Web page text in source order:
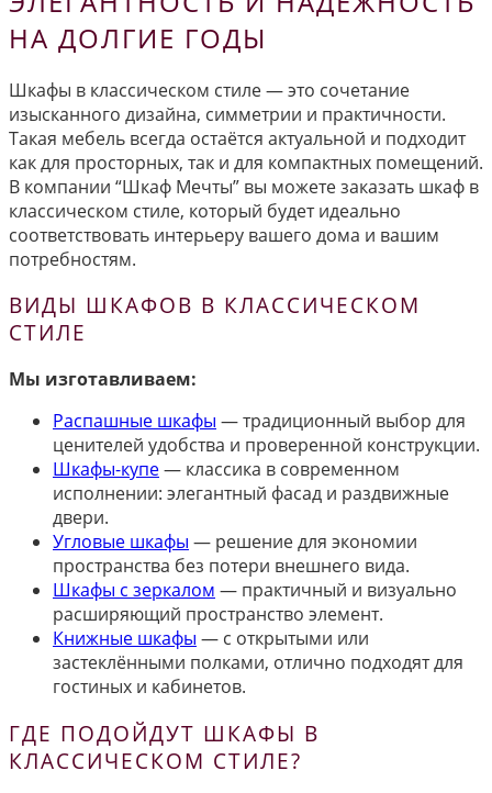
НА ДОЛГИЕ ГОДЫ
Шкафы в классическом стиле — это сочетание
изысканного дизайна, симметрии и практичности.
Такая мебель всегда остаётся актуальной и подходит
как для просторных, так и для компактных помещений.
В компании “Шкаф Мечты” вы можете заказать шкаф в
классическом стиле, который будет идеально
соответствовать интерьеру вашего дома и вашим
потребностям.
ВИДЫ ШКАФОВ В КЛАССИЧЕСКОМ
СТИЛЕ
Мы изготавливаем:
Распашные шкафы — традиционный выбор для
ценителей удобства и проверенной конструкции.
Шкафы-купе— классика в современном
исполнении: элегантный фасад и раздвижные
двери.
Угловые шкафы — решение для экономии
пространства без потери внешнего вида.
Шкафы с зеркалом — практичный и визуально
расширяющий пространство элемент.
Книжные шкафы — с открытыми или
застеклёнными полками, отлично подходят для
гостиных и кабинетов.
ГДЕ ПОДОЙДУТ ШКАФЫ В
КЛАССИЧЕСКОМ СТИЛЕ?